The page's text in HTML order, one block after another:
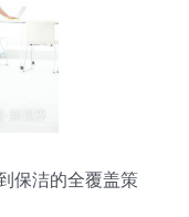
保洁的全覆盖策